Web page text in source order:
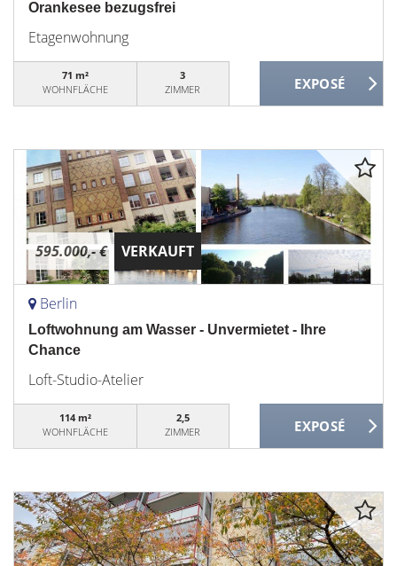
Orankesee bezugsfrei
Etagenwohnung
71 m²
WOHNFLÄCHE
3
ZIMMER
595.000,- € VERKAUFT
Berlin
Loftwohnung am Wasser - Unvermietet - Ihre
Chance
Loft-Studio-Atelier
114 m²
WOHNFLÄCHE
2,5
ZIMMER